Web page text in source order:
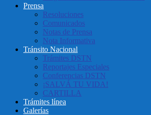
Prensa
Resoluciones
Comunicados
Notas de Prensa
Nota Informativa
Tránsito Nacional
Trámites DSTN
Reportajes Especiales
Conferencias DSTN
¡SALVÁ TU VIDA!
CARTILLA
Trámites línea
Galerías